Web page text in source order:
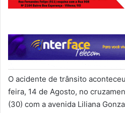
O acidente de trânsito
feira, 14 de Agosto, no
(30) com a avenida Liliana